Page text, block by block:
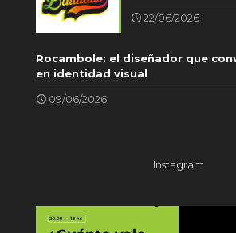
22/06/2026
Rocambole: el diseñador que
en identidad visual
09/06/2026
Instagram